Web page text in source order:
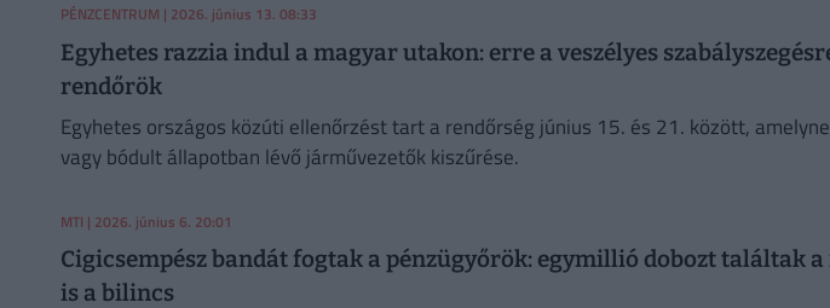
PÉNZCENTRUM | 2026. június 13. 08:33
Egyhetes razzia indul a magyar utakon: erre a veszélyes
rendőrök
Egyhetes országos közúti ellenőrzést tart a rendőrség június 15. és 21. között,
vagy bódult állapotban lévő járművezetők kiszűrése.
MTI | 2026. június 6. 20:01
Cigicsempész bandát fogtak a pénzügyőrök: egymillió dobozt találtak
is a bilincs